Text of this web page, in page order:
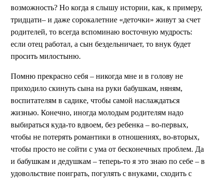
возможность? Но когда я слышу истории, как, к примеру,
тридцати– и даже сорокалетние «деточки» живут за счет
родителей, то всегда вспоминаю восточную мудрость:
если отец работал, а сын бездельничает, то внук будет
просить милостыню.
Помню прекрасно себя – никогда мне и в голову не
приходило скинуть сына на руки бабушкам, няням,
воспитателям в садике, чтобы самой наслаждаться
жизнью. Конечно, иногда молодым родителям надо
выбираться куда-то вдвоем, без ребенка – во-первых,
чтобы не потерять романтики в отношениях, во-вторых,
чтобы просто не сойти с ума от бесконечных проблем. Да
и бабушкам и дедушкам – теперь-то я это знаю по себе – в
удовольствие поиграть, погулять с внуками, сходить с